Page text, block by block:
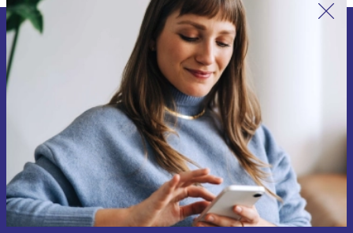
Erstmals zum Newsletter anmelden,
15 € sparen!
Verpasse kein Angebot mehr.
Gutschein anfordern
Informationen über die Verwendung personenbezogener Daten findest
du in unsererDatenschutzerklärung.